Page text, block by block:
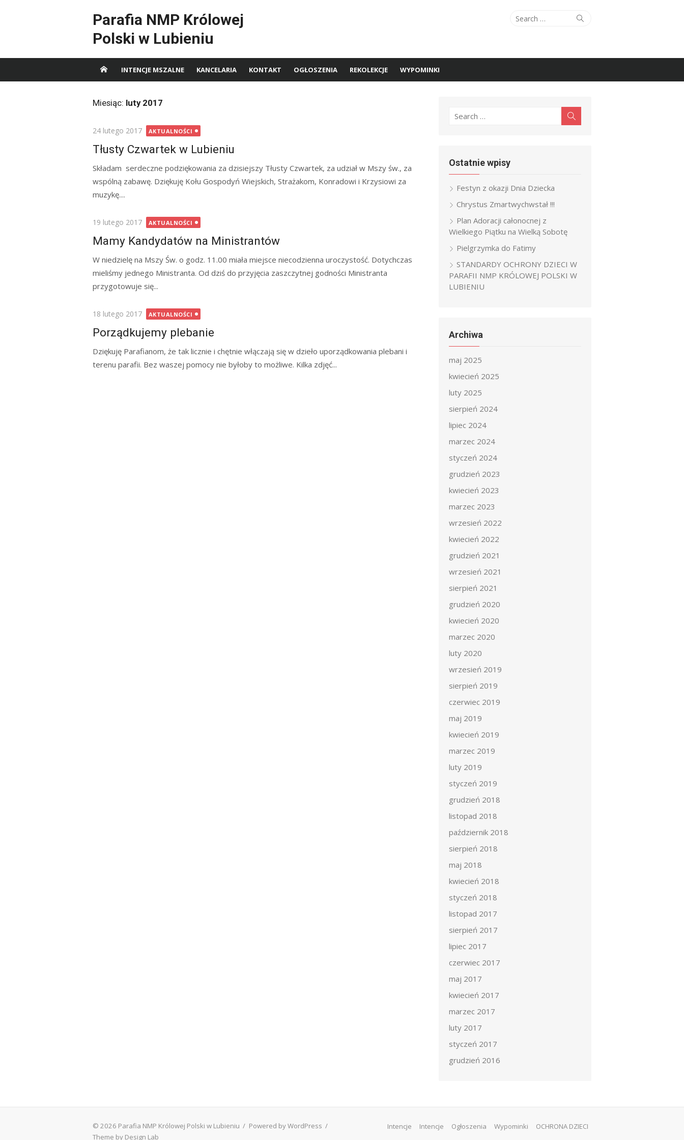
Parafia NMP Królowej
Polski w Lubieniu
Search
Search
INTENCJE MSZALNE KANCELARIA KONTAKT OGŁOSZENIA REKOLEKCJE WYPOMINKI
Miesiąc: luty 2017
Posted
on
24 lutego 2017 AKTUALNOŚCI
Tłusty Czwartek w Lubieniu
Składam serdeczne podziękowania za dzisiejszy Tłusty Czwartek, za udział w Mszy św., za
wspólną zabawę. Dziękuję Kołu Gospodyń Wiejskich, Strażakom, Konradowi i Krzysiowi za
muzykę....
Posted
on
19 lutego 2017 AKTUALNOŚCI
Mamy Kandydatów na Ministrantów
W niedzielę na Mszy Św. o godz. 11.00 miała miejsce niecodzienna uroczystość. Dotychczas
mieliśmy jednego Ministranta. Od dziś do przyjęcia zaszczytnej godności Ministranta
przygotowuje się...
Posted
on
18 lutego 2017 AKTUALNOŚCI
Porządkujemy plebanie
Dziękuję Parafianom, że tak licznie i chętnie włączają się w dzieło uporządkowania plebani i
terenu parafii. Bez waszej pomocy nie byłoby to możliwe. Kilka zdjęć...
Search
Ostatnie wpisy
Festyn z okazji Dnia Dziecka
Chrystus Zmartwychwstał !!!
Plan Adoracji całonocnej z
Wielkiego Piątku na Wielką Sobotę
Pielgrzymka do Fatimy
STANDARDY OCHRONY DZIECI W
PARAFII NMP KRÓLOWEJ POLSKI W
LUBIENIU
Archiwa
maj 2025
kwiecień 2025
luty 2025
sierpień 2024
lipiec 2024
marzec 2024
styczeń 2024
grudzień 2023
kwiecień 2023
marzec 2023
wrzesień 2022
kwiecień 2022
grudzień 2021
wrzesień 2021
sierpień 2021
grudzień 2020
kwiecień 2020
marzec 2020
luty 2020
wrzesień 2019
sierpień 2019
czerwiec 2019
maj 2019
kwiecień 2019
marzec 2019
luty 2019
styczeń 2019
grudzień 2018
listopad 2018
październik 2018
sierpień 2018
maj 2018
kwiecień 2018
styczeń 2018
listopad 2017
sierpień 2017
lipiec 2017
czerwiec 2017
maj 2017
kwiecień 2017
marzec 2017
luty 2017
styczeń 2017
grudzień 2016
© 2026 Parafia NMP Królowej Polski w Lubieniu / Powered by WordPress /
Theme by Design Lab
Intencje Intencje Ogłoszenia Wypominki OCHRONA DZIECI